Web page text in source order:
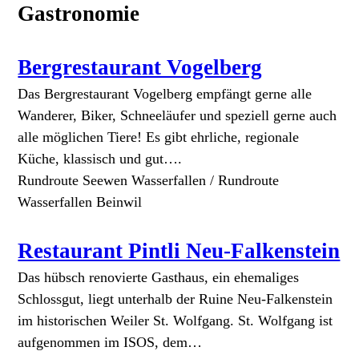
Gastronomie
Bergrestaurant Vogelberg
Das Bergrestaurant Vogelberg empfängt gerne alle
Wanderer, Biker, Schneeläufer und speziell gerne auch
alle möglichen Tiere! Es gibt ehrliche, regionale
Küche, klassisch und gut….
Rundroute Seewen Wasserfallen / Rundroute
Wasserfallen Beinwil
Restaurant Pintli Neu-Falkenstein
Das hübsch renovierte Gasthaus, ein ehemaliges
Schlossgut, liegt unterhalb der Ruine Neu-Falkenstein
im historischen Weiler St. Wolfgang. St. Wolfgang ist
aufgenommen im ISOS, dem…